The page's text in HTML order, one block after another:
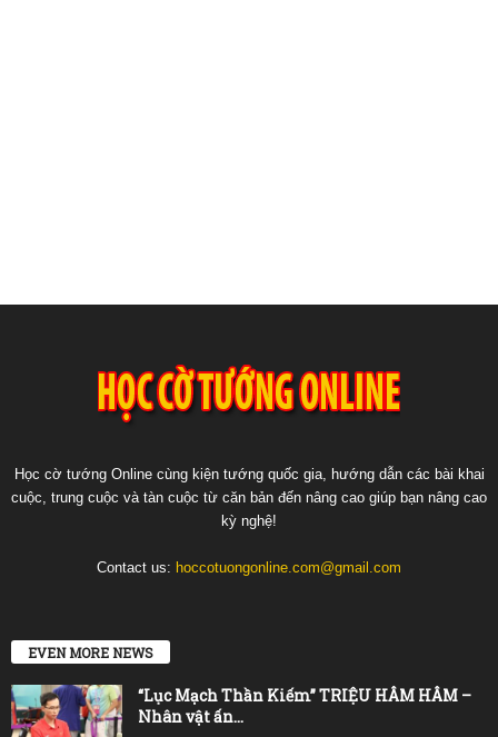
Học cờ tướng Online cùng kiện tướng quốc gia, hướng dẫn các bài khai
cuộc, trung cuộc và tàn cuộc từ căn bản đến nâng cao giúp bạn nâng cao
kỳ nghệ!
Contact us: hoccotuongonline.com@gmail.com
EVEN MORE NEWS
“Lục Mạch Thần Kiếm” TRIỆU HÂM HÂM –
Nhân vật ấn...